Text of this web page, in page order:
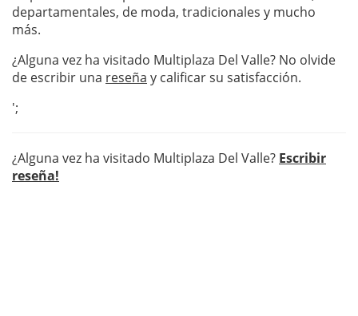
departamentales, de moda, tradicionales y mucho
más.
¿Alguna vez ha visitado Multiplaza Del Valle? No olvide
de escribir una reseña y calificar su satisfacción.
';
¿Alguna vez ha visitado Multiplaza Del Valle? Escribir
reseña!